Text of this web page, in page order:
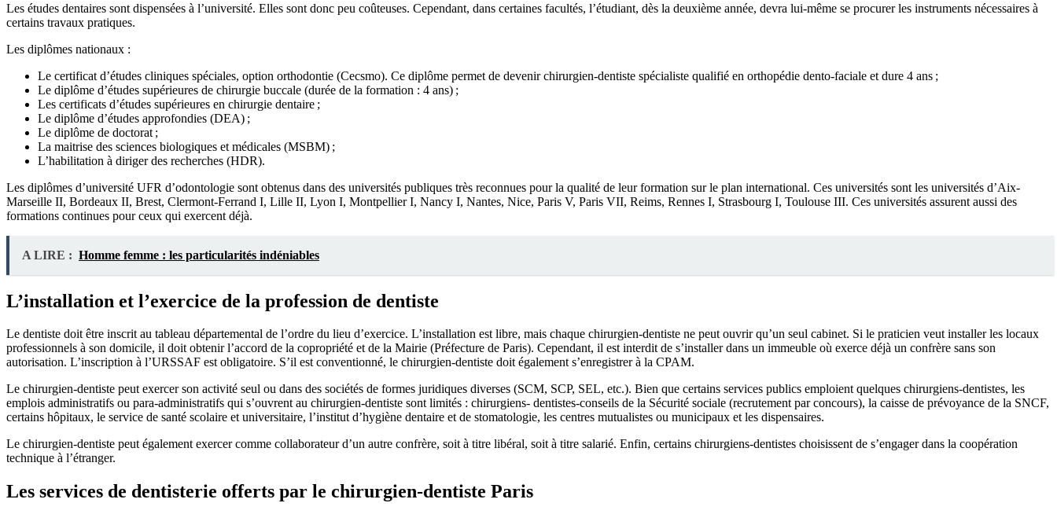
Les études dentaires sont dispensées à l’université. Elles sont donc peu coûteuses. Cependant, dans certaines facultés, l’étudiant, dès la deuxième année, devra lui-même se procurer les instruments nécessaires à
certains travaux pratiques.
Les diplômes nationaux :
Le certificat d’études cliniques spéciales, option orthodontie (Cecsmo). Ce diplôme permet de devenir chirurgien-dentiste spécialiste qualifié en orthopédie dento-faciale et dure 4 ans ;
Le diplôme d’études supérieures de chirurgie buccale (durée de la formation : 4 ans) ;
Les certificats d’études supérieures en chirurgie dentaire ;
Le diplôme d’études approfondies (DEA) ;
Le diplôme de doctorat ;
La maitrise des sciences biologiques et médicales (MSBM) ;
L’habilitation à diriger des recherches (HDR).
Les diplômes d’université UFR d’odontologie sont obtenus dans des universités publiques très reconnues pour la qualité de leur formation sur le plan international. Ces universités sont les universités d’Aix-
Marseille II, Bordeaux II, Brest, Clermont-Ferrand I, Lille II, Lyon I, Montpellier I, Nancy I, Nantes, Nice, Paris V, Paris VII, Reims, Rennes I, Strasbourg I, Toulouse III. Ces universités assurent aussi des
formations continues pour ceux qui exercent déjà.
A LIRE : Homme femme : les particularités indéniables
L’installation et l’exercice de la profession de dentiste
Le dentiste doit être inscrit au tableau départemental de l’ordre du lieu d’exercice. L’installation est libre, mais chaque chirurgien-dentiste ne peut ouvrir qu’un seul cabinet. Si le praticien veut installer les locaux
professionnels à son domicile, il doit obtenir l’accord de la copropriété et de la Mairie (Préfecture de Paris). Cependant, il est interdit de s’installer dans un immeuble où exerce déjà un confrère sans son
autorisation. L’inscription à l’URSSAF est obligatoire. S’il est conventionné, le chirurgien-dentiste doit également s’enregistrer à la CPAM.
Le chirurgien-dentiste peut exercer son activité seul ou dans des sociétés de formes juridiques diverses (SCM, SCP, SEL, etc.). Bien que certains services publics emploient quelques chirurgiens-dentistes, les
emplois administratifs ou para-administratifs qui s’ouvrent au chirurgien-dentiste sont limités : chirurgiens- dentistes-conseils de la Sécurité sociale (recrutement par concours), la caisse de prévoyance de la SNCF,
certains hôpitaux, le service de santé scolaire et universitaire, l’institut d’hygiène dentaire et de stomatologie, les centres mutualistes ou municipaux et les dispensaires.
Le chirurgien-dentiste peut également exercer comme collaborateur d’un autre confrère, soit à titre libéral, soit à titre salarié. Enfin, certains chirurgiens-dentistes choisissent de s’engager dans la coopération
technique à l’étranger.
Les services de dentisterie offerts par le chirurgien-dentiste Paris